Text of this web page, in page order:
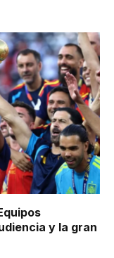
y la gran